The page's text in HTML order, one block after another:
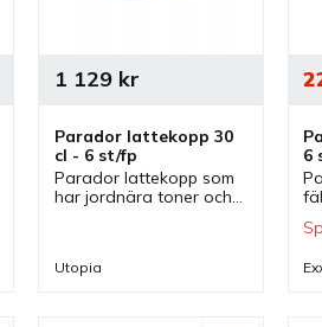
Parador lattekopp 30
cl - 6 st/fp
Parador lattekopp som
har jordnära toner och
avslappnad förfining
1 129kr
Utopia
6